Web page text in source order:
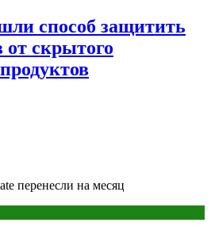
способ защитить
от скрытого
перенесли на месяц